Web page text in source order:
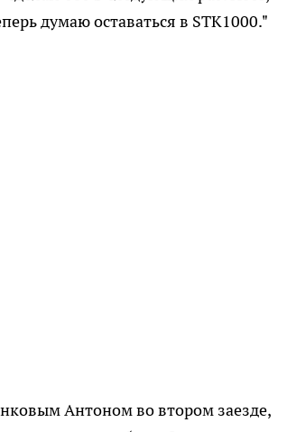
думаю оставаться в STK1000."
Антоном во втором заезде,